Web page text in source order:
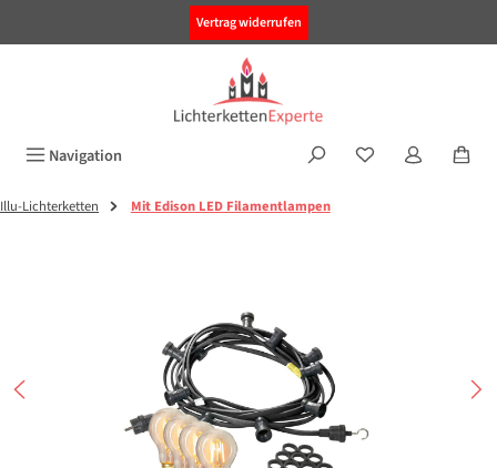
Vertrag widerrufen
Navigation
Illu-Lichterketten Mit Edison LED Filamentlampen